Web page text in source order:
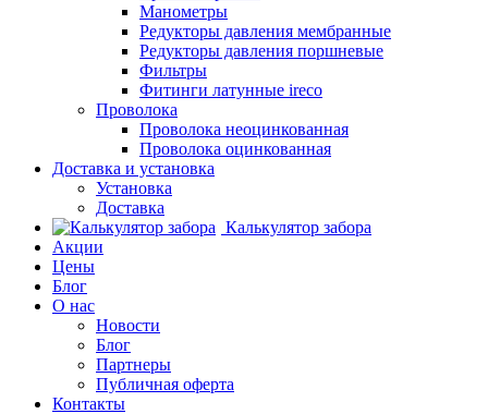
Манометры
Редукторы давления мембранные
Редукторы давления поршневые
Фильтры
Фитинги латунные ireco
Проволока
Проволока неоцинкованная
Проволока оцинкованная
Доставка и установка
Установка
Доставка
Калькулятор забора
Акции
Цены
Блог
О нас
Новости
Блог
Партнеры
Публичная оферта
Контакты